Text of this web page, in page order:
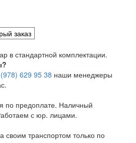
заказ
в стандартной комплектации.
629 95 38 наши менеджеры
по предоплате. Наличный
с юр. лицами.
своим транспортом только по